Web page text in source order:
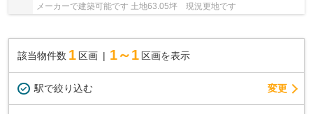
メーカーで建築可能です 土地63.05坪 現況更地です
該当物件数 1 区画 1～1 区画を表示
駅で絞り込む 変更